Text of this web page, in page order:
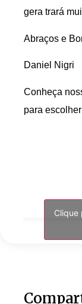
gera trará
Abraços e
Daniel Nigri
Conheça
para
Clique